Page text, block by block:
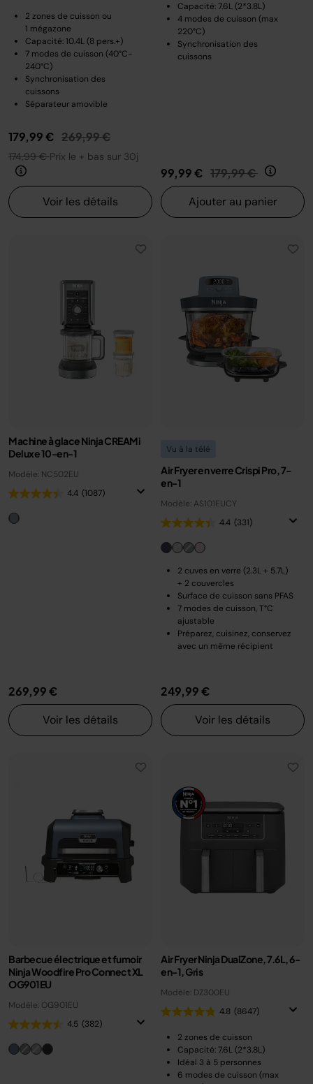
2 zones de cuisson ou
1 mégazone
Capacité: 10.4L (8 pers.+)
7 modes de cuisson (40°C-
240°C)
Synchronisation des
cuissons
Séparateur amovible
179,99 € Prix réduit de
269,99 €au
174,99 €Prix le + bas sur 30j
Voir les détails
Capacité: 7.6L (2*3.8L)
4 modes de cuisson (max
220°C)
Synchronisation des
cuissons
99,99 € Prix réduit de
179,99 € au
Ajouter au panier
Machine à glace Ninja CREAMi
Deluxe 10-en-1
Modèle: NC502EU
4.4 (1087)
269,99 €
Voir les détails
Vu à la télé
Air Fryer en verre Crispi Pro, 7-
en-1
Modèle: AS101EUCY
4.4 (331)
2 cuves en verre (2.3L + 5.7L)
+ 2 couvercles
Surface de cuisson sans PFAS
7 modes de cuisson, T°C
ajustable
Préparez, cuisinez, conservez
avec un même récipient
249,99 €
Voir les détails
Barbecue électrique et fumoir
Ninja Woodfire Pro Connect XL
OG901EU
Modèle: OG901EU
4.5 (382)
Air Fryer Ninja DualZone, 7.6L, 6-
en-1, Gris
Modèle: DZ300EU
4.8 (8647)
2 zones de cuisson
Capacité: 7.6L (2*3.8L)
Idéal 3 à 5 personnes
6 modes de cuisson (max